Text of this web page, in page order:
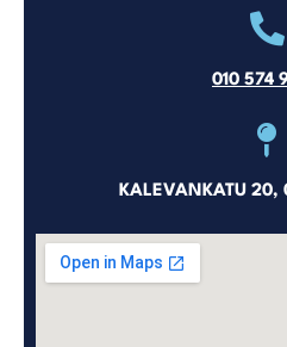
010 574
KALEVANKATU 20,